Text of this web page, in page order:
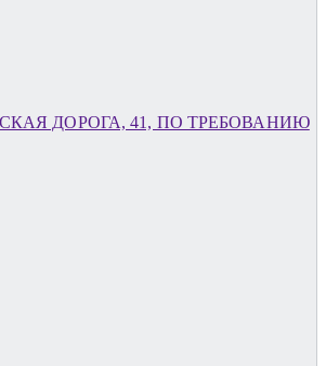
ДОРОГА, 41, ПО ТРЕБОВАНИЮ